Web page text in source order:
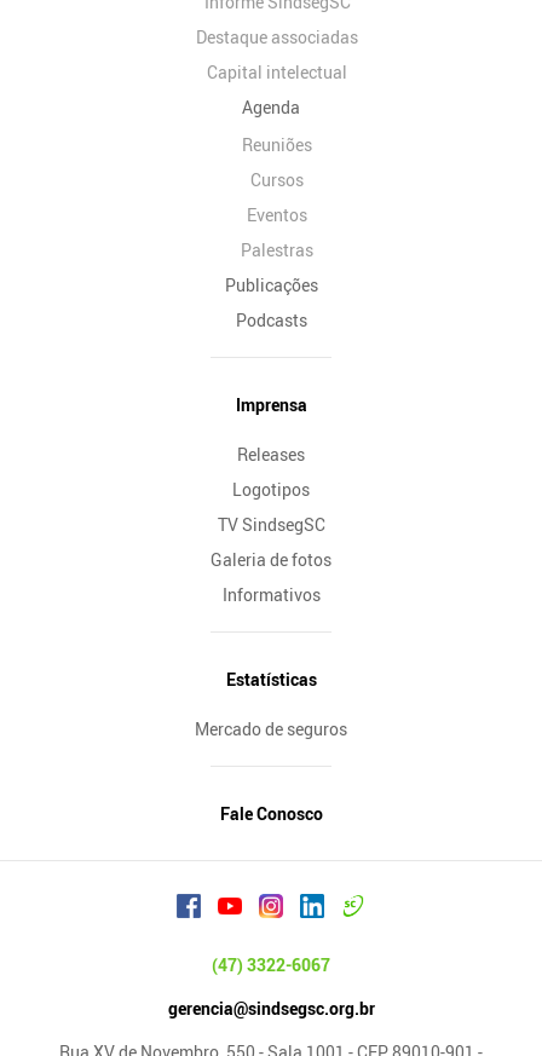
Destaque associadas
Capital intelectual
Agenda
Reuniões
Cursos
Eventos
Palestras
Publicações
Podcasts
Imprensa
Releases
Logotipos
TV SindsegSC
Galeria de fotos
Informativos
Estatísticas
Mercado de seguros
Fale Conosco
(47) 3322-6067
gerencia@sindsegsc.org.br